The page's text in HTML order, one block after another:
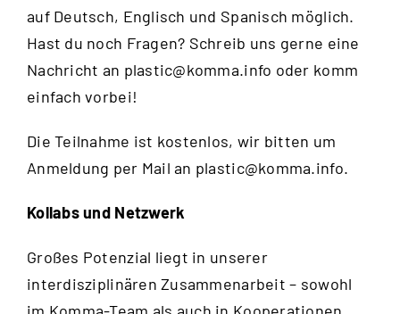
auf Deutsch, Englisch und Spanisch möglich.
Hast du noch Fragen? Schreib uns gerne eine
Nachricht an plastic@komma.info oder komm
einfach vorbei!
Die Teilnahme ist kostenlos, wir bitten um
Anmeldung per Mail an plastic@komma.info.
Kollabs und Netzwerk
Großes Potenzial liegt in unserer
interdisziplinären Zusammenarbeit – sowohl